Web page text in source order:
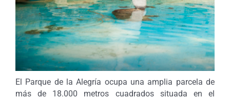
El Parque de la Alegría ocupa una amplia parcela de
más de 18.000 metros cuadrados situada en el